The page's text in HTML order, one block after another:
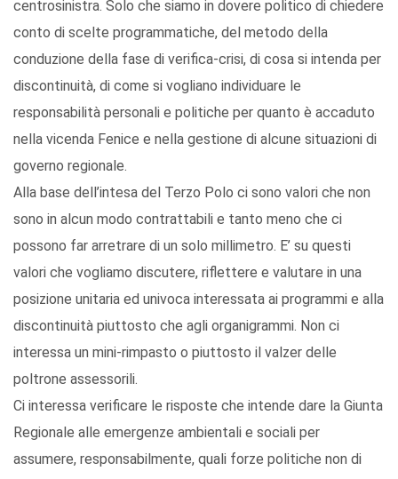
centrosinistra. Solo che siamo in dovere politico di chiedere
conto di scelte programmatiche, del metodo della
conduzione della fase di verifica-crisi, di cosa si intenda per
discontinuità, di come si vogliano individuare le
responsabilità personali e politiche per quanto è accaduto
nella vicenda Fenice e nella gestione di alcune situazioni di
governo regionale.
Alla base dell’intesa del Terzo Polo ci sono valori che non
sono in alcun modo contrattabili e tanto meno che ci
possono far arretrare di un solo millimetro. E’ su questi
valori che vogliamo discutere, riflettere e valutare in una
posizione unitaria ed univoca interessata ai programmi e alla
discontinuità piuttosto che agli organigrammi. Non ci
interessa un mini-rimpasto o piuttosto il valzer delle
poltrone assessorili.
Ci interessa verificare le risposte che intende dare la Giunta
Regionale alle emergenze ambientali e sociali per
assumere, responsabilmente, quali forze politiche non di